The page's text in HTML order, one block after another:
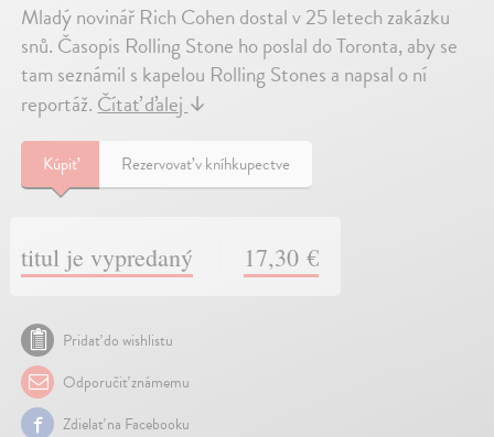
Mladý novinář Rich Cohen dostal v 25 letech zakázku
snů. Časopis Rolling Stone ho poslal do Toronta, aby se
tam seznámil s kapelou Rolling Stones a napsal o ní
reportáž.Čítať ďalej↓
Kúpiť Rezervovať v kníhkupectve
titul je vypredaný 17,30 €
Pridať do wishlistu
Odporučiť známemu
Zdielať na Facebooku